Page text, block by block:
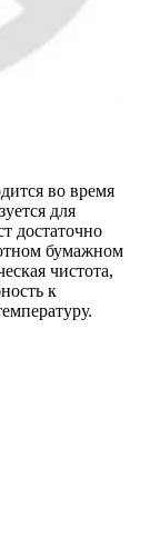
во время
для
достаточно
бумажном
чистота,
к